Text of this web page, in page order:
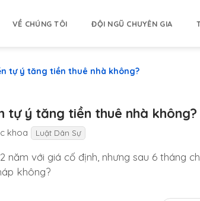
VỀ CHÚNG TÔI ĐỘI NGŨ CHUYÊN GIA
tự ý tăng tiền thuê nhà không?
tự ý tăng tiền thuê nhà không?
khoa Luật Dân Sự
năm với giá cố định, nhưng sau 6 tháng
không?